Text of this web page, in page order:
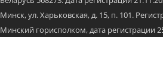
Минск, ул. Харьковская, д. 15, п. 101.
Минский горисполком, дата регистрации